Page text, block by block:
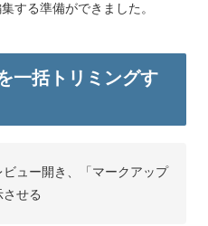
する準備ができました。
一括トリミングす
ュー開き、「マークアップ
せる